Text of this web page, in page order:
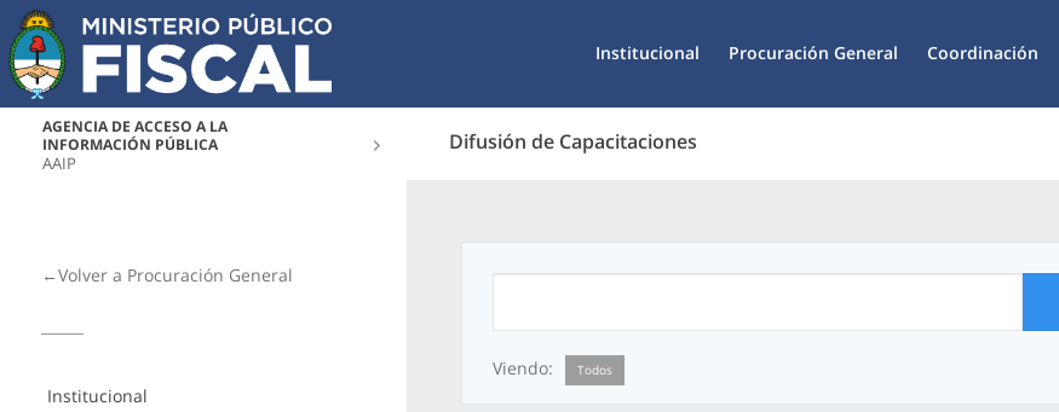
Institucional Procuración General Coordinación
AGENCIA DE ACCESO A LA
INFORMACIÓN PÚBLICA
AAIP
Difusión de Capacitaciones
←Volver a Procuración General
Institucional
Viendo: Todos